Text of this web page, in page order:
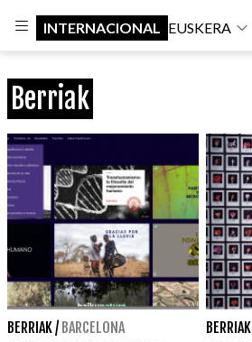
INTERNACIONAL EUSKERA
Berriak
BERRIAK/ BARCELONA BERRIAK